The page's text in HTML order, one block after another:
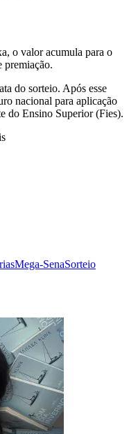
o valor acumula para o
premiação.
do sorteio. Após esse
nacional para aplicação
do Ensino Superior (Fies).
Mega-SenaSorteio